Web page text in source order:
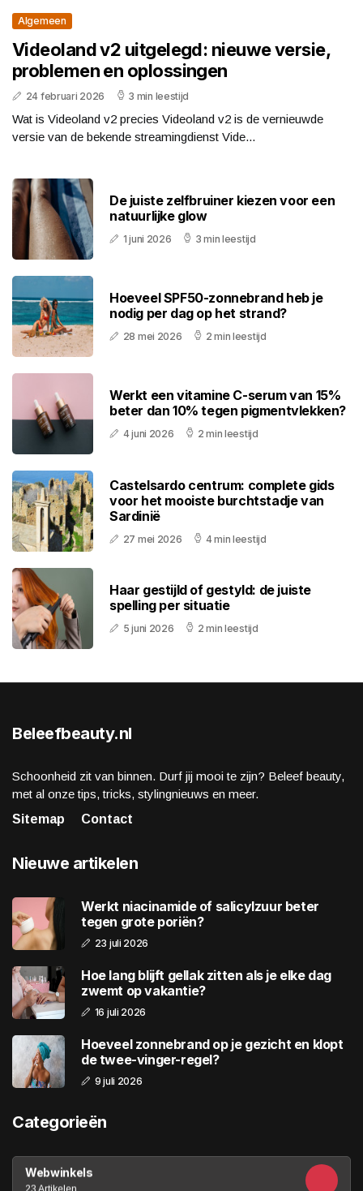
Algemeen
Videoland v2 uitgelegd: nieuwe versie,
problemen en oplossingen
24 februari 2026 3 min leestijd
Wat is Videoland v2 precies Videoland v2 is de vernieuwde
versie van de bekende streamingdienst Vide...
De juiste zelfbruiner kiezen voor een
natuurlijke glow
1 juni 2026 3 min leestijd
Hoeveel SPF50-zonnebrand heb je
nodig per dag op het strand?
28 mei 2026 2 min leestijd
Werkt een vitamine C-serum van 15%
beter dan 10% tegen pigmentvlekken?
4 juni 2026 2 min leestijd
Castelsardo centrum: complete gids
voor het mooiste burchtstadje van
Sardinië
27 mei 2026 4 min leestijd
Haar gestijld of gestyld: de juiste
spelling per situatie
5 juni 2026 2 min leestijd
Beleefbeauty.nl
Schoonheid zit van binnen. Durf jij mooi te zijn? Beleef beauty,
met al onze tips, tricks, stylingnieuws en meer.
Sitemap
Contact
Nieuwe artikelen
Werkt niacinamide of salicylzuur beter
tegen grote poriën?
23 juli 2026
Hoe lang blijft gellak zitten als je elke dag
zwemt op vakantie?
16 juli 2026
Hoeveel zonnebrand op je gezicht en klopt
de twee-vinger-regel?
9 juli 2026
Categorieën
Webwinkels